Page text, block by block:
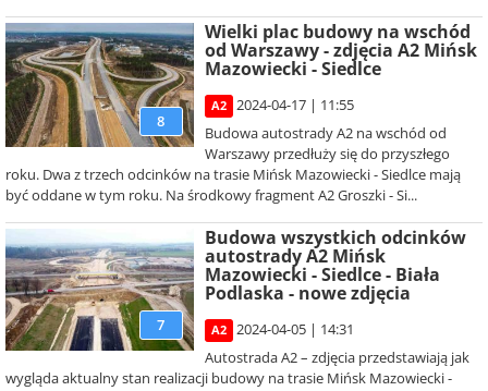
8
Wielki plac budowy na wschód
od Warszawy - zdjęcia A2 Mińsk
Mazowiecki - Siedlce
A2
2024-04-17 | 11:55
Budowa autostrady A2 na wschód od
Warszawy przedłuży się do przyszłego
roku. Dwa z trzech odcinków na trasie Mińsk Mazowiecki - Siedlce mają
być oddane w tym roku. Na środkowy fragment A2 Groszki - Si...
7
Budowa wszystkich odcinków
autostrady A2 Mińsk
Mazowiecki - Siedlce - Biała
Podlaska - nowe zdjęcia
A2
2024-04-05 | 14:31
Autostrada A2 – zdjęcia przedstawiają jak
wygląda aktualny stan realizacji budowy na trasie Mińsk Mazowiecki -